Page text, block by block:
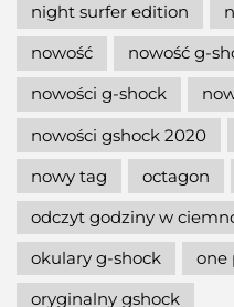
night surfer edition
nowość
nowość g-
nowości g-shock
nowości gshock 2020
nowy tag
octagon
odczyt godziny w
okulary g-shock
one
oryginalny gshock